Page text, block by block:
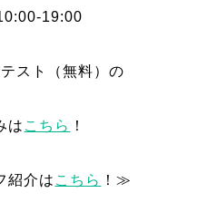
19:00
スト（無料）の
は こちら ！
紹介は こちら ！≫